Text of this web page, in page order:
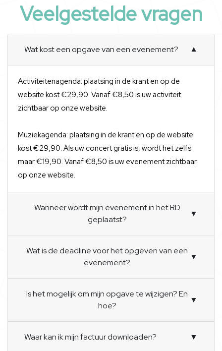
Veelgestelde vragen
Wat kost een opgave van een evenement? ▼
Activiteitenagenda: plaatsing in de krant en op de
website kost €29,90. Vanaf €8,50 is uw activiteit
zichtbaar op onze website.
Muziekagenda: plaatsing in de krant en op de website
kost €29,90. Als uw concert gratis is, wordt het zelfs
maar €19,90. Vanaf €8,50 is uw evenement zichtbaar
op onze website.
Wanneer wordt mijn evenement in het RD
geplaatst?
▼
Wat is de deadline voor het opgeven van een
evenement?
▼
Is het mogelijk om mijn opgave te wijzigen? En
hoe?
▼
Waar kan ik mijn factuur downloaden? ▼